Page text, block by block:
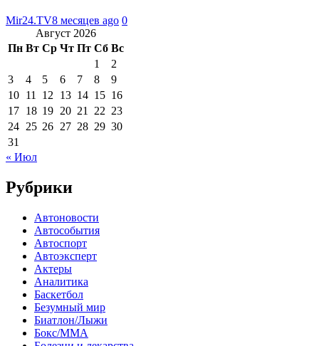
Mir24.TV8 месяцев ago 0
Август 2026
Пн Вт Ср Чт Пт Сб Вс
1
2
3
4 5 6 7 8
9
10 11 12 13 14 15 16
17 18 19 20 21 22 23
24 25 26 27 28 29 30
31
« Июл
Рубрики
Автоновости
Автособытия
Автоспорт
Автоэксперт
Актеры
Аналитика
Баскетбол
Безумный мир
Биатлон/Лыжи
Бокс/MMA